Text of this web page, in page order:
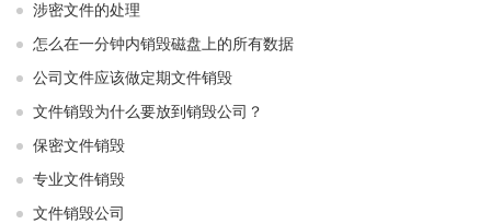
涉密文件的处理
怎么在一分钟内销毁磁盘上的所有数据
公司文件应该做定期文件销毁
文件销毁为什么要放到销毁公司？
保密文件销毁
专业文件销毁
文件销毁公司